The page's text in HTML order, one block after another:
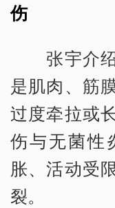
伤
张宇介绍
是肌肉、筋
过度牵拉或
伤与无菌性
胀、活动受
裂。